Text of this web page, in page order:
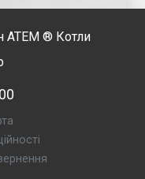
АТЕМ® Котли